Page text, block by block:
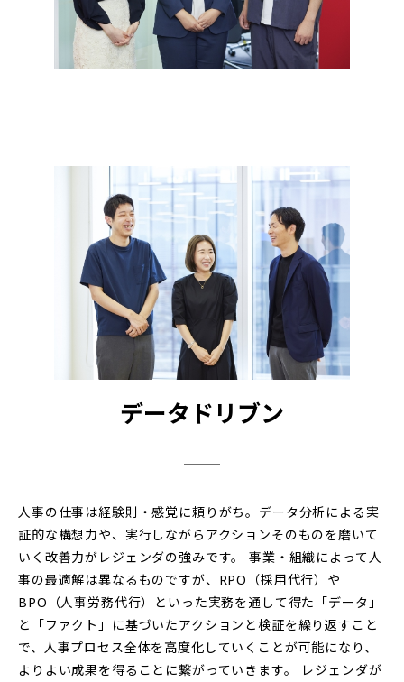
データドリブン
人事の仕事は経験則・感覚に頼りがち。データ分析による実
証的な構想力や、実行しながらアクションそのものを磨いて
いく改善力がレジェンダの強みです。 事業・組織によって人
事の最適解は異なるものですが、RPO（採用代行）や
BPO（人事労務代行）といった実務を通して得た「データ」
と「ファクト」に基づいたアクションと検証を繰り返すこと
で、人事プロセス全体を高度化していくことが可能になり、
よりよい成果を得ることに繋がっていきます。 レジェンダが